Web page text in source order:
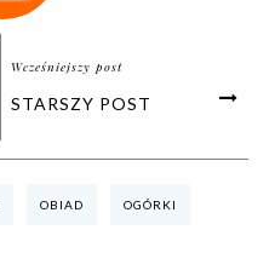
Wcześniejszy post
STARSZY POST
OBIAD OGÓRKI